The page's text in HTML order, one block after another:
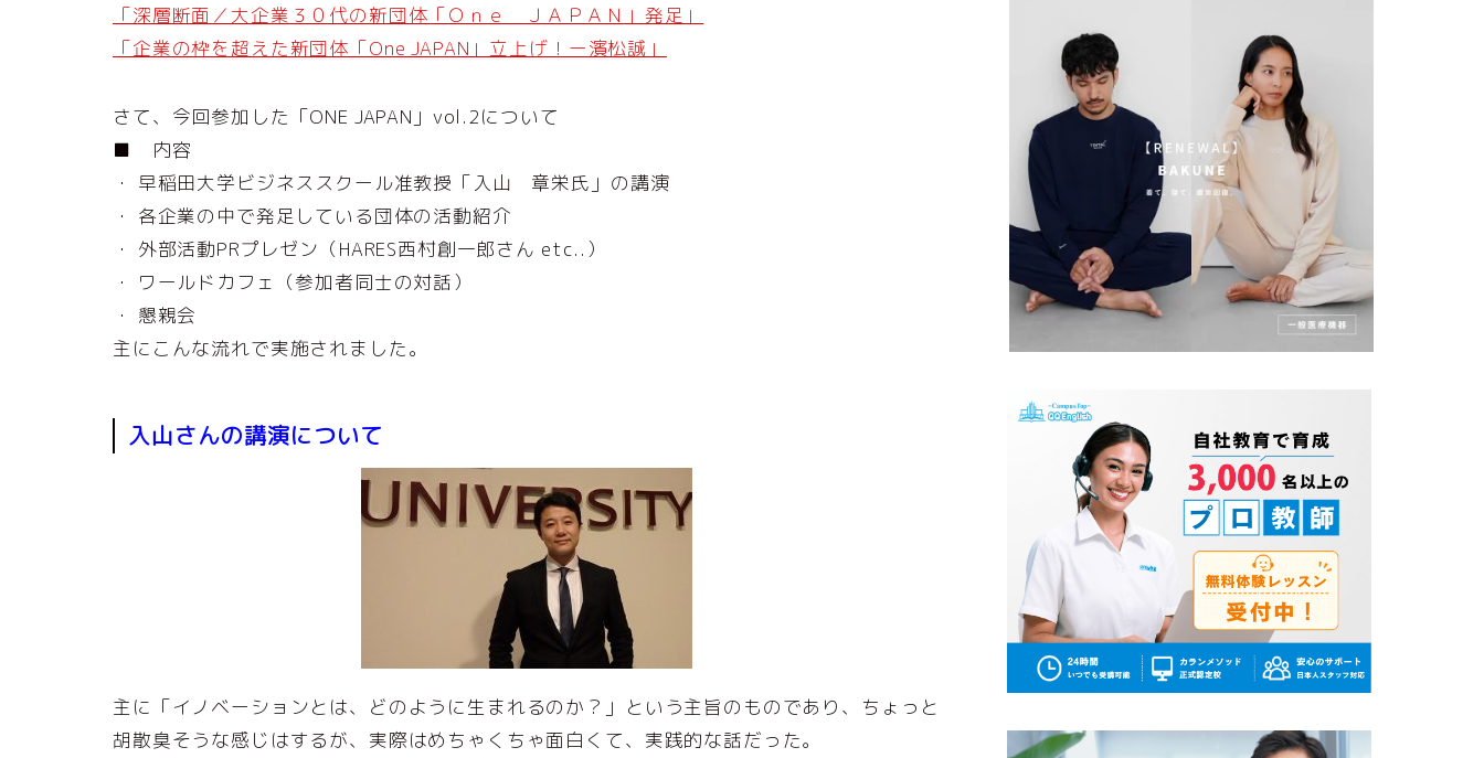
「深層断面／大企業３０代の新団体「Ｏｎｅ ＪＡＰＡＮ」発足」
「企業の枠を超えた新団体「One JAPAN」立上げ！ー濱松誠」
さて、今回参加した「ONE JAPAN」vol.2について
■ 内容
・ 早稲田大学ビジネススクール准教授「入山 章栄氏」の講演
・ 各企業の中で発足している団体の活動紹介
・ 外部活動PRプレゼン（HARES西村創一郎さん etc..）
・ ワールドカフェ（参加者同士の対話）
・ 懇親会
主にこんな流れで実施されました。
入山さんの講演について
主に「イノベーションとは、どのように生まれるのか？」という主旨のものであり、ちょっと
胡散臭そうな感じはするが、実際はめちゃくちゃ面白くて、実践的な話だった。